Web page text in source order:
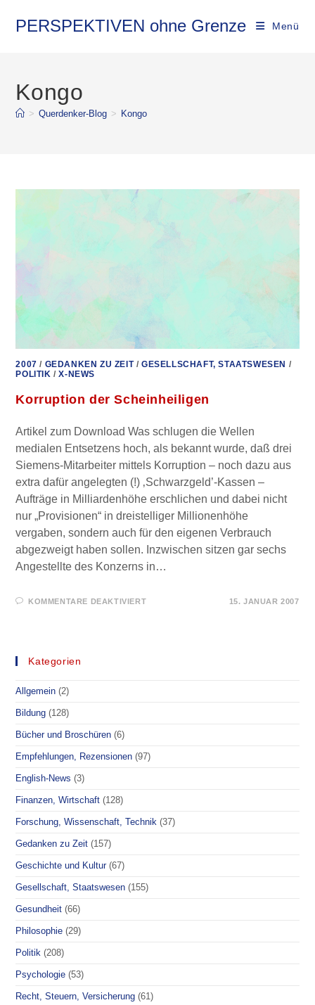
InhaltPERSPEKTIVEN ohne Grenze Menü
Kongo
> Querdenker-Blog > Kongo
2007 / GEDANKEN ZU ZEIT/GESELLSCHAFT, STAATSWESEN /
POLITIK /X-NEWS
Korruption der Scheinheiligen
Artikel zum Download Was schlugen die Wellen
medialen Entsetzens hoch, als bekannt wurde, daß drei
Siemens-Mitarbeiter mittels Korruption – noch dazu aus
extra dafür angelegten (!) ‚Schwarzgeld’-Kassen –
Aufträge in Milliardenhöhe erschlichen und dabei nicht
nur „Provisionen“ in dreistelliger Millionenhöhe
vergaben, sondern auch für den eigenen Verbrauch
abgezweigt haben sollen. Inzwischen sitzen gar sechs
Angestellte des Konzerns in…
KOMMENTARE DEAKTIVIERTFÜR
15. JANUAR 2007
Kategorien
Allgemein (2)
Bildung (128)
Bücher und Broschüren (6)
Empfehlungen, Rezensionen (97)
English-News (3)
Finanzen, Wirtschaft (128)
Forschung, Wissenschaft, Technik (37)
Gedanken zu Zeit (157)
Geschichte und Kultur (67)
Gesellschaft, Staatswesen (155)
Gesundheit (66)
Philosophie (29)
Politik (208)
Psychologie (53)
Recht, Steuern, Versicherung (61)